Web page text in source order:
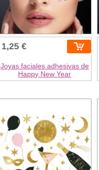
1,25 €
Joyas faciales adhesivas de
Happy New Year